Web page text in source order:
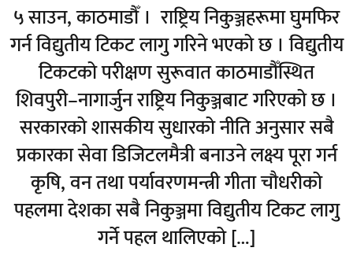
५ साउन, काठमाडौँ । राष्ट्रिय निकुञ्जहरूमा घुमफिर
गर्न विद्युतीय टिकट लागु गरिने भएको छ । विद्युतीय
टिकटको परीक्षण सुरूवात काठमाडौँस्थित
शिवपुरी–नागार्जुन राष्ट्रिय निकुञ्जबाट गरिएको छ ।
सरकारको शासकीय सुधारको नीति अनुसार सबै
प्रकारका सेवा डिजिटलमैत्री बनाउने लक्ष्य पूरा गर्न
कृषि, वन तथा पर्यावरणमन्त्री गीता चौधरीको
पहलमा देशका सबै निकुञ्जमा विद्युतीय टिकट लागु
गर्ने पहल थालिएको […]